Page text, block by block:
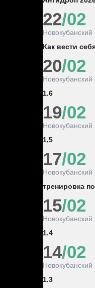
22/02
Как вести
20/02
1.6
19/02
1,5
17/02
тренировка
15/02
1.4
14/02
1.3